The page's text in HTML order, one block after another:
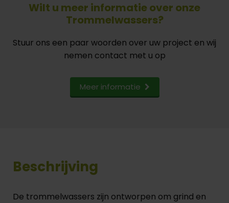
Wilt u meer informatie over onze
Trommelwassers?
Stuur ons een paar woorden over uw project en wij
nemen contact met u op
Meer informatie
Beschrijving
De trommelwassers zijn ontworpen om grind en